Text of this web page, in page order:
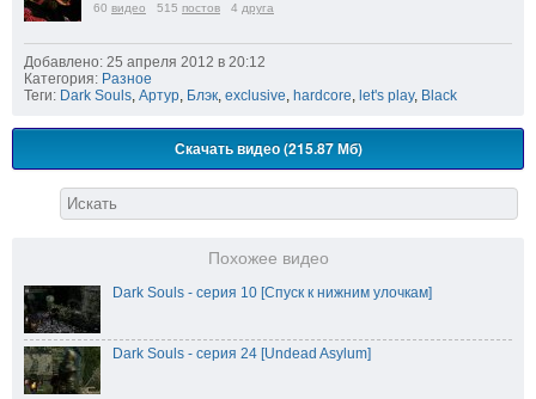
60 видео 515 постов 4 друга
Добавлено: 25 апреля 2012 в 20:12
Категория: Разное
Теги: Dark Souls, Артур, Блэк, exclusive, hardcore, let's play, Black
Скачать видео (215.87 Мб)
Похожее видео
Dark Souls - серия 10 [Спуск к нижним улочкам]
Dark Souls - серия 24 [Undead Asylum]